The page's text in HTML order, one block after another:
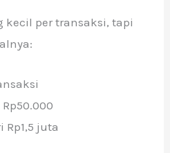
kecil per transaksi, tapi
juta